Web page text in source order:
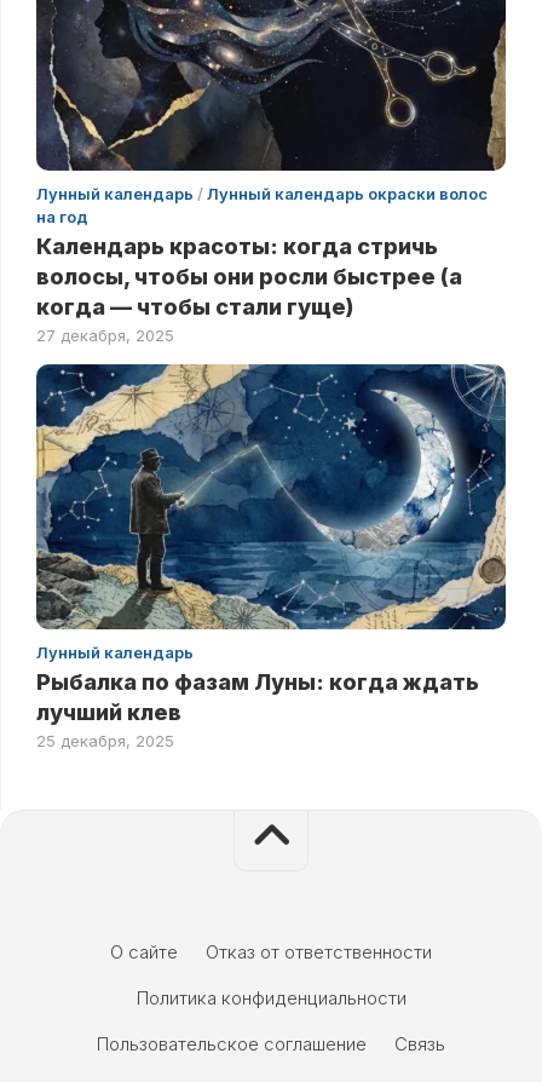
Лунный календарь /Лунный календарь окраски волос
на год
Календарь красоты: когда стричь
волосы, чтобы они росли быстрее (а
когда — чтобы стали гуще)
27 декабря, 2025
Лунный календарь
Рыбалка по фазам Луны: когда ждать
лучший клев
25 декабря, 2025
О сайте
Отказ от ответственности
Политика конфиденциальности
Пользовательское соглашение
Связь